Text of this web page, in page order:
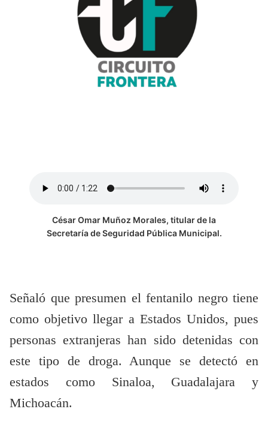
César Omar Muñoz Morales, titular de la
Secretaría de Seguridad Pública Municipal.
Señaló que presumen el fentanilo negro tiene
como objetivo llegar a Estados Unidos, pues
personas extranjeras han sido detenidas con
este tipo de droga. Aunque se detectó en
estados como Sinaloa, Guadalajara y
Michoacán.